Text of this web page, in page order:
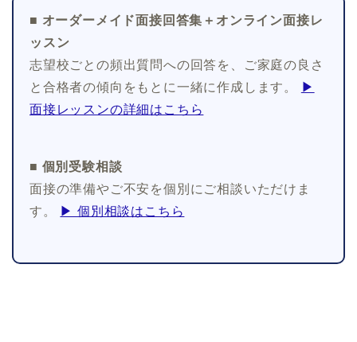
■ オーダーメイド面接回答集＋オンライン面接レ
ッスン
志望校ごとの頻出質問への回答を、ご家庭の良さ
と合格者の傾向をもとに一緒に作成します。
▶
面接レッスンの詳細はこちら
■ 個別受験相談
面接の準備やご不安を個別にご相談いただけま
す。
▶ 個別相談はこちら